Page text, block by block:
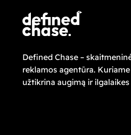
Defined Chase –
reklamos agentūra.
užtikrina augimą ir